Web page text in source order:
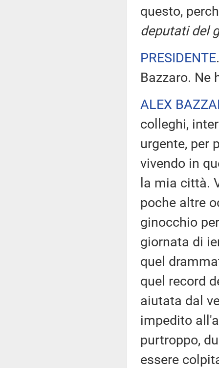
questo,
deputati del
PRESIDENTE
Bazzaro. Ne
ALEX
colleghi,
urgente, per
vivendo in
la mia città.
poche altre
ginocchio
giornata di
quel
quel record
aiutata dal
impedito
purtroppo,
essere